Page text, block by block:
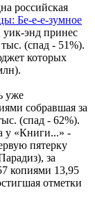
российская
Бе-е-е-зумное
энд принес
(спад - 51%).
которых
уже
собравшая за
(спад - 62%).
у «Книги...» -
пятерку
за
копиями 13,95
отметки